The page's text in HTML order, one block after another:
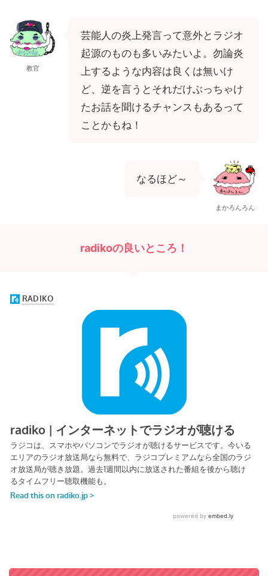
教官
芸能人の炎上発言って意外とラジオ
起源のものも多いみたいよ。勿論炎
上するような内容は良くは無いけ
ど、逆を言うとそれだけぶっちゃけ
たお話を聞けるチャンスもあるって
ことかもね！
なるほど～
まかろんろん
radikoの良いところ！